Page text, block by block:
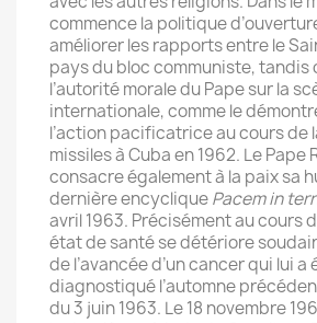
commence la politique
améliorer les rapports entre le
pays du bloc communiste, tandis
l’autorité morale du Pape sur la
internationale, comme le
l’action pacificatrice au cours de
missiles à Cuba en 1962. Le Pape
consacre également à la paix sa
dernière encycliquePacem in
avril 1963. Précisément au cours
état de santé se détériore
de l’avancée d’un cancer qui lui a
diagnostiqué l’automne
du 3 juin 1963. Le 18 novembre